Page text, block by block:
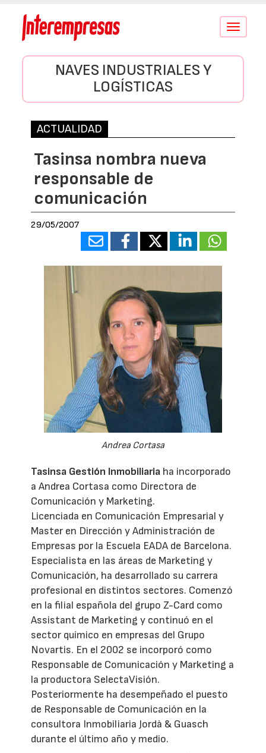
Conmutar
NAVES INDUSTRIALES Y
LOGÍSTICAS
ACTUALIDAD
Tasinsa nombra nueva
responsable de
comunicación
29/05/2007
Andrea Cortasa
Tasinsa Gestión Inmobiliaria ha incorporado
a Andrea Cortasa como Directora de
Comunicación y Marketing.
Licenciada en Comunicación Empresarial y
Master en Dirección y Administración de
Empresas por la Escuela EADA de Barcelona.
Especialista en las áreas de Marketing y
Comunicación, ha desarrollado su carrera
profesional en distintos sectores. Comenzó
en la filial española del grupo Z-Card como
Assistant de Marketing y continuó en el
sector químico en empresas del Grupo
Novartis. En el 2002 se incorporó como
Responsable de Comunicación y Marketing a
la productora SelectaVisión.
Posteriormente ha desempeñado el puesto
de Responsable de Comunicación en la
consultora Inmobiliaria Jordà & Guasch
durante el último año y medio.